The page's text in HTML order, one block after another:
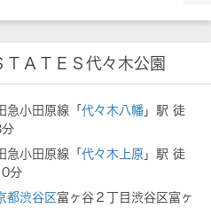
ＴＡＴＥＳ代々木公園
急小田原線「代々木八幡 」駅 徒
急小田原線「代々木上原 」駅 徒
分
都渋谷区 富ヶ谷２丁目渋谷区富ヶ